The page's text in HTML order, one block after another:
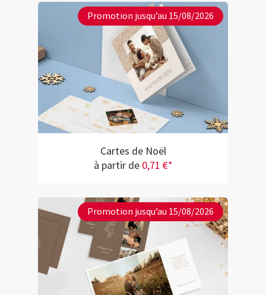
Promotion jusqu’au 15/08/2026
Cartes de Noël
à partir de 0,71 €*
Promotion jusqu’au 15/08/2026